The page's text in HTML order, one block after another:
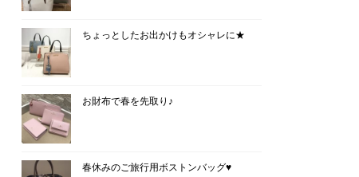
ちょっとしたお出かけもオシャレに★
お財布で春を先取り♪
春休みのご旅行用ボストンバッグ♥